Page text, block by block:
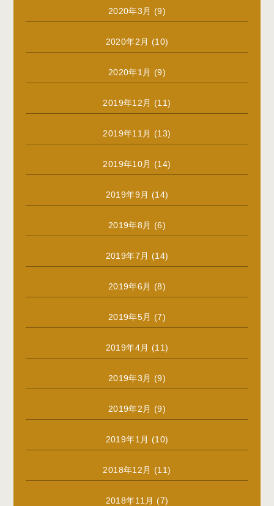
2020年3月 (9)
2020年2月 (10)
2020年1月 (9)
2019年12月 (11)
2019年11月 (13)
2019年10月 (14)
2019年9月 (14)
2019年8月 (6)
2019年7月 (14)
2019年6月 (8)
2019年5月 (7)
2019年4月 (11)
2019年3月 (9)
2019年2月 (9)
2019年1月 (10)
2018年12月 (11)
2018年11月 (7)